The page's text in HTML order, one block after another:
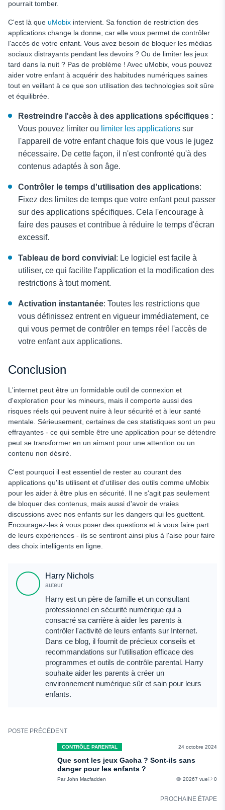
pourrait tomber.
C'est là que uMobix intervient. Sa fonction de restriction des
applications change la donne, car elle vous permet de contrôler
l'accès de votre enfant. Vous avez besoin de bloquer les médias
sociaux distrayants pendant les devoirs ? Ou de limiter les jeux
tard dans la nuit ? Pas de problème ! Avec uMobix, vous pouvez
aider votre enfant à acquérir des habitudes numériques saines
tout en veillant à ce que son utilisation des technologies soit sûre
et équilibrée.
Restreindre l'accès à des applications spécifiques :
Vous pouvez limiter ou limiter les applications sur
l'appareil de votre enfant chaque fois que vous le jugez
nécessaire. De cette façon, il n'est confronté qu'à des
contenus adaptés à son âge.
Contrôler le temps d'utilisation des applications:
Fixez des limites de temps que votre enfant peut passer
sur des applications spécifiques. Cela l'encourage à
faire des pauses et contribue à réduire le temps d'écran
excessif.
Tableau de bord convivial : Le logiciel est facile à
utiliser, ce qui facilite l'application et la modification des
restrictions à tout moment.
Activation instantanée: Toutes les restrictions que
vous définissez entrent en vigueur immédiatement, ce
qui vous permet de contrôler en temps réel l'accès de
votre enfant aux applications.
Conclusion
L'internet peut être un formidable outil de connexion et
d'exploration pour les mineurs, mais il comporte aussi des
risques réels qui peuvent nuire à leur sécurité et à leur santé
mentale. Sérieusement, certaines de ces statistiques sont un peu
effrayantes - ce qui semble être une application pour se détendre
peut se transformer en un aimant pour une attention ou un
contenu non désiré.
C'est pourquoi il est essentiel de rester au courant des
applications qu'ils utilisent et d'utiliser des outils comme uMobix
pour les aider à être plus en sécurité. Il ne s'agit pas seulement
de bloquer des contenus, mais aussi d'avoir de vraies
discussions avec nos enfants sur les dangers qui les guettent.
Encouragez-les à vous poser des questions et à vous faire part
de leurs expériences - ils se sentiront ainsi plus à l'aise pour faire
des choix intelligents en ligne.
Harry Nichols
auteur
Harry est un père de famille et un consultant
professionnel en sécurité numérique qui a
consacré sa carrière à aider les parents à
contrôler l'activité de leurs enfants sur Internet.
Dans ce blog, il fournit de précieux conseils et
recommandations sur l'utilisation efficace des
programmes et outils de contrôle parental. Harry
souhaite aider les parents à créer un
environnement numérique sûr et sain pour leurs
enfants.
POSTE PRÉCÉDENT
CONTRÔLE PARENTAL 24 octobre 2024
Que sont les jeux Gacha ? Sont-ils sans
danger pour les enfants ?
Par John Macfadden 20267 vue 0
PROCHAINE ÉTAPE